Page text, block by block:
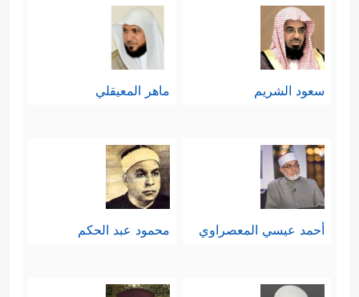
سعود الشريم ماهر المعيقلي
أحمد عيسي المعصراوي محمود عبد الحكم